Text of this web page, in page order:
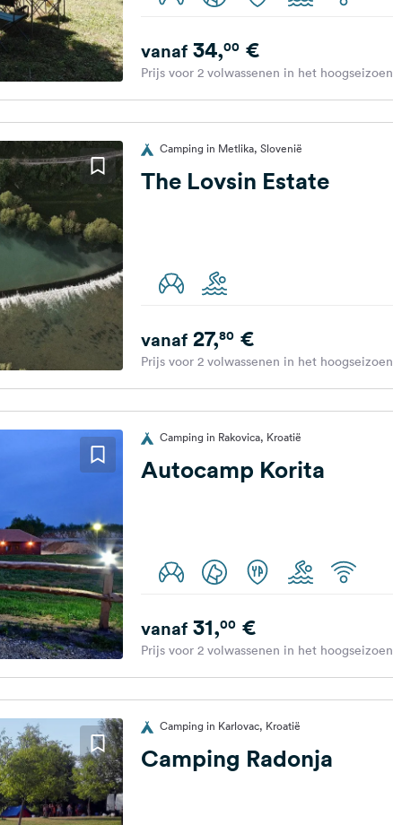
vanaf34,00€
Prijs voor 2 volwassenen in het hoogseizoen
Camping in Metlika, Slovenië
The Lovsin Estate
vanaf27,80€
Prijs voor 2 volwassenen in het hoogseizoen
Camping in Rakovica, Kroatië
Autocamp Korita
vanaf31,00€
Prijs voor 2 volwassenen in het hoogseizoen
Camping in Karlovac, Kroatië
Camping Radonja